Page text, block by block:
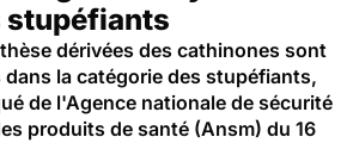
stupéfiants
dérivées des cathinones sont
la catégorie des stupéfiants,
de l'Agence nationale de sécurité
produits de santé (Ansm) du 16